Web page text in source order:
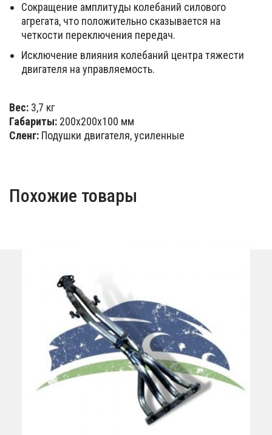
Сокращение амплитуды колебаний силового
агрегата, что положительно сказывается на
четкости переключения передач.
Исключение влияния колебаний центра тяжести
двигателя на управляемость.
Вес: 3,7 кг
Габариты: 200х200х100 мм
Сленг: Подушки двигателя, усиленные
Похожие товары